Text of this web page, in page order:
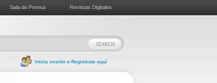
Sala de Prensa Revistas Digitales
Inicia sesión o Registrate aquí